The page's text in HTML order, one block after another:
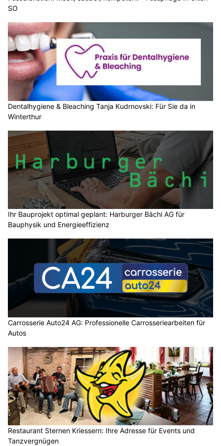
SO
Dentalhygiene & Bleaching Tanja Kudrnovski: Für Sie da in
Winterthur
Ihr Bauprojekt optimal geplant: Harburger Bächi AG für
Bauphysik und Energieeffizienz
Carrosserie Auto24 AG: Professionelle Carrosseriearbeiten für
Autos
Restaurant Sternen Kriessern: Ihre Adresse für Events und
Tanzvergnügen